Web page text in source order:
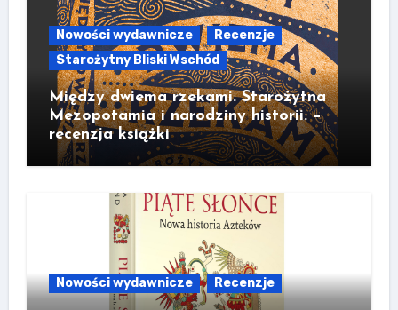
Nowości wydawnicze
Recenzje
Starożytny Bliski Wschód
Między dwiema rzekami. Starożytna
Mezopotamia i narodziny historii. –
recenzja książki
Nowości wydawnicze Recenzje